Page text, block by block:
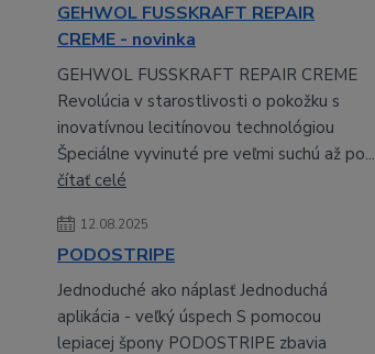
GEHWOL FUSSKRAFT REPAIR
CREME - novinka
GEHWOL FUSSKRAFT REPAIR CREME
Revolúcia v starostlivosti o pokožku s
inovatívnou lecitínovou technológiou
Špeciálne vyvinuté pre veľmi suchú až po...
čítať celé
12.08.2025
PODOSTRIPE
Jednoduché ako náplasť Jednoduchá
aplikácia - veľký úspech S pomocou
lepiacej špony PODOSTRIPE zbavia